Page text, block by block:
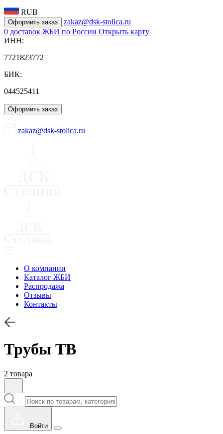
RUB
Оформить заказ
zakaz@dsk-stolica.ru
0 доставок ЖБИ по России Открыть карту
ИНН:
7721823772
БИК:
044525411
Оформить заказ
zakaz@dsk-stolica.ru
О компании
Каталог ЖБИ
Распродажа
Отзывы
Контакты
Трубы ТВ
2 товара
Войти